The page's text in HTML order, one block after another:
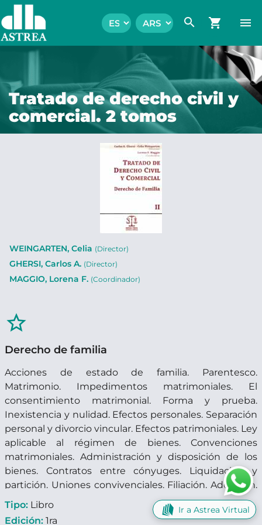
search shopping_cart menu
Tratado de derecho civil y
comercial. 2 tomos
WEINGARTEN, Celia (Director)
GHERSI, Carlos A. (Director)
MAGGIO, Lorena F. (Coordinador)
star_border
Derecho de familia
Acciones de estado de familia. Parentesco.
Matrimonio. Impedimentos matrimoniales. El
consentimiento matrimonial. Forma y prueba.
Inexistencia y nulidad. Efectos personales. Separación
personal y divorcio vincular. Efectos patrimoniales. Ley
aplicable al régimen de bienes. Convenciones
matrimoniales. Administración y disposición de los
bienes. Contratos entre cónyuges. Liquidación y
partición. Uniones convivenciales. Filiación. Adopción.
Responsabilidad parental. Tutela y curatela.
Tipo: Libro
Edición: 1ra
Ir a Astrea Virtual